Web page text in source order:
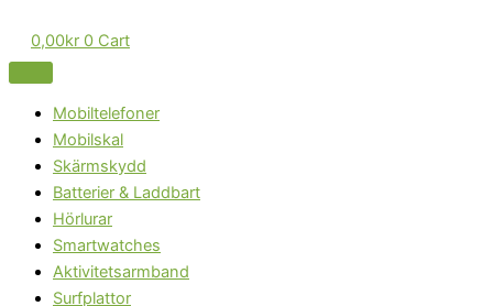
0,00kr 0 Cart
Mobiltelefoner
Mobilskal
Skärmskydd
Batterier & Laddbart
Hörlurar
Smartwatches
Aktivitetsarmband
Surfplattor